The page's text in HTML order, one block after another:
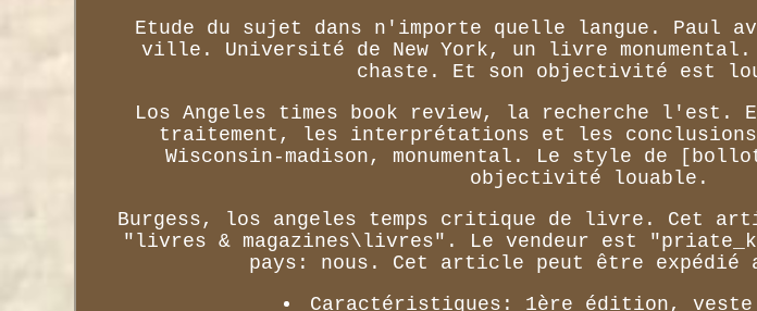
Etude du sujet dans n'importe quelle langue. Paul
ville. Université de New York, un livre
chaste. Et son objectivité est
Los Angeles times book review, la recherche
traitement, les interprétations et les
Wisconsin-madison, monumental. Le style de
objectivité louable.
Burgess, los angeles temps critique de livre. Cet
"livres & magazines\livres". Le vendeur est
pays: nous. Cet article peut être expédié
Caractéristiques: 1ère édition, veste